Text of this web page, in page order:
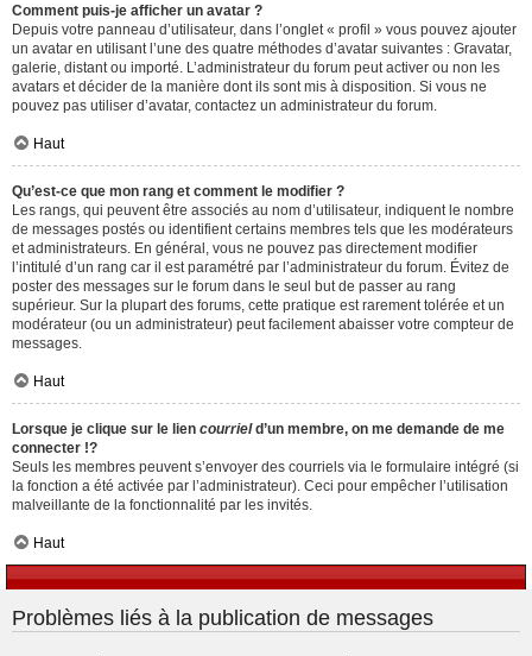
Comment puis-je afficher un avatar ?
Depuis votre panneau d’utilisateur, dans l’onglet « profil » vous pouvez ajouter
un avatar en utilisant l’une des quatre méthodes d’avatar suivantes : Gravatar,
galerie, distant ou importé. L’administrateur du forum peut activer ou non les
avatars et décider de la manière dont ils sont mis à disposition. Si vous ne
pouvez pas utiliser d’avatar, contactez un administrateur du forum.
Haut
Qu’est-ce que mon rang et comment le modifier ?
Les rangs, qui peuvent être associés au nom d’utilisateur, indiquent le nombre
de messages postés ou identifient certains membres tels que les modérateurs
et administrateurs. En général, vous ne pouvez pas directement modifier
l’intitulé d’un rang car il est paramétré par l’administrateur du forum. Évitez de
poster des messages sur le forum dans le seul but de passer au rang
supérieur. Sur la plupart des forums, cette pratique est rarement tolérée et un
modérateur (ou un administrateur) peut facilement abaisser votre compteur de
messages.
Haut
Lorsque je clique sur le lien courrield’un membre, on me demande de me
connecter !?
Seuls les membres peuvent s’envoyer des courriels via le formulaire intégré (si
la fonction a été activée par l’administrateur). Ceci pour empêcher l’utilisation
malveillante de la fonctionnalité par les invités.
Haut
Problèmes liés à la publication de messages